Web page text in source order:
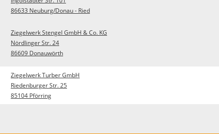
86633 Neuburg/Donau - Ried
Ziegelwerk Stengel GmbH & Co. KG
Nördlinger Str. 24
86609 Donauwörth
Ziegelwerk Turber GmbH
Riedenburger Str. 25
85104 Pförring